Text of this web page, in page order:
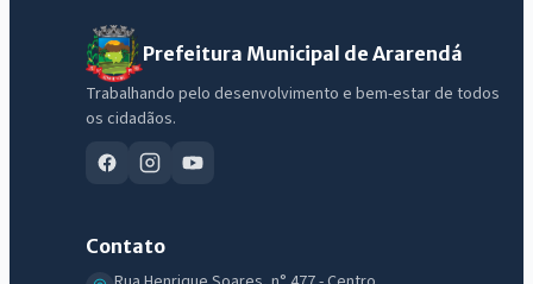
Prefeitura Municipal de Ararendá
Trabalhando pelo desenvolvimento e bem-estar de todos
os cidadãos.
Contato